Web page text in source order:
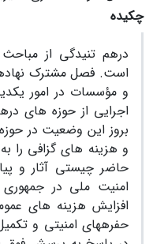
چکیده
درهم‏ تنیدگی از
است. فصل مشترک
و مؤسسات در امور
اجرایی از حوزه ‏های
بروز این وضعیت در
و هزینه‏ های گزافی را
حاضر چیستی آثار و
امنیت ملی در
افزایش هزینه‏ های
حفره‏های امنیتی و